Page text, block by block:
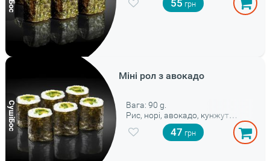
55
Міні рол з авокадо
Вага: 90 g.
Рис, норі, авокадо, кунжут
47